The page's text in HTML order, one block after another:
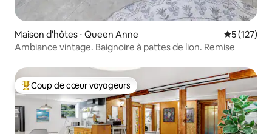
Maison d'hôtes ⋅ Queen Anne Évaluation
5 (127)
Ambiance vintage. Baignoire à pattes de lion. Remise
Coups de cœur voyageurs les plus appréciés
Coup de cœur voyageurs